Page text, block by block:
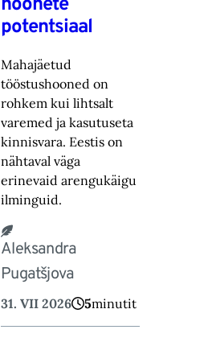
potentsiaal
Mahajäetud
tööstushooned on
rohkem kui lihtsalt
varemed ja kasutuseta
kinnisvara. Eestis on
nähtaval väga
erinevaid arengukäigu
ilminguid.
Aleksandra
Pugatšjova
31. VII 2026 5minutit